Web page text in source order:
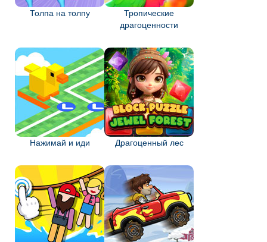
Толпа на толпу
Тропические
драгоценности
Нажимай и иди Драгоценный лес